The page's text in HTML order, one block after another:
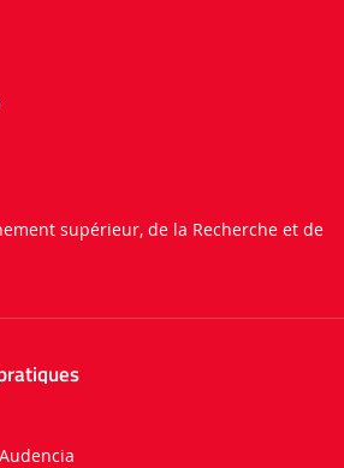
supérieur, de la Recherche et de